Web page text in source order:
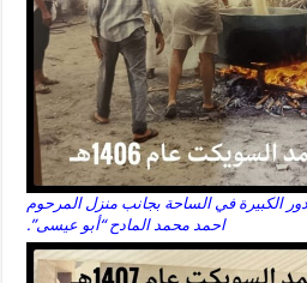
الكبيرة في الساحة بجانب منزل المرحوم
احمد محمد المادح “أبو عيسى”.